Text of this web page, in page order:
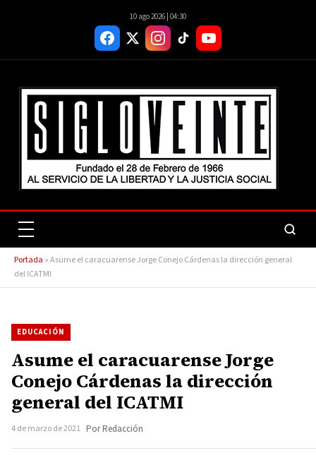
10 ago 2026 | 04:30
Portada »Asume el caracuarense Jorge Conejo Cárdenas la dirección general
del ICATMI
EDUCACIÓN
Asume el caracuarense Jorge
Conejo Cárdenas la dirección
general del ICATMI
4 de marzo de 2021 Por Redacción